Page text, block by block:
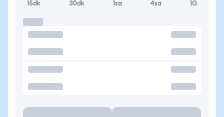
15dk 30dk 1sa 4sa 1G